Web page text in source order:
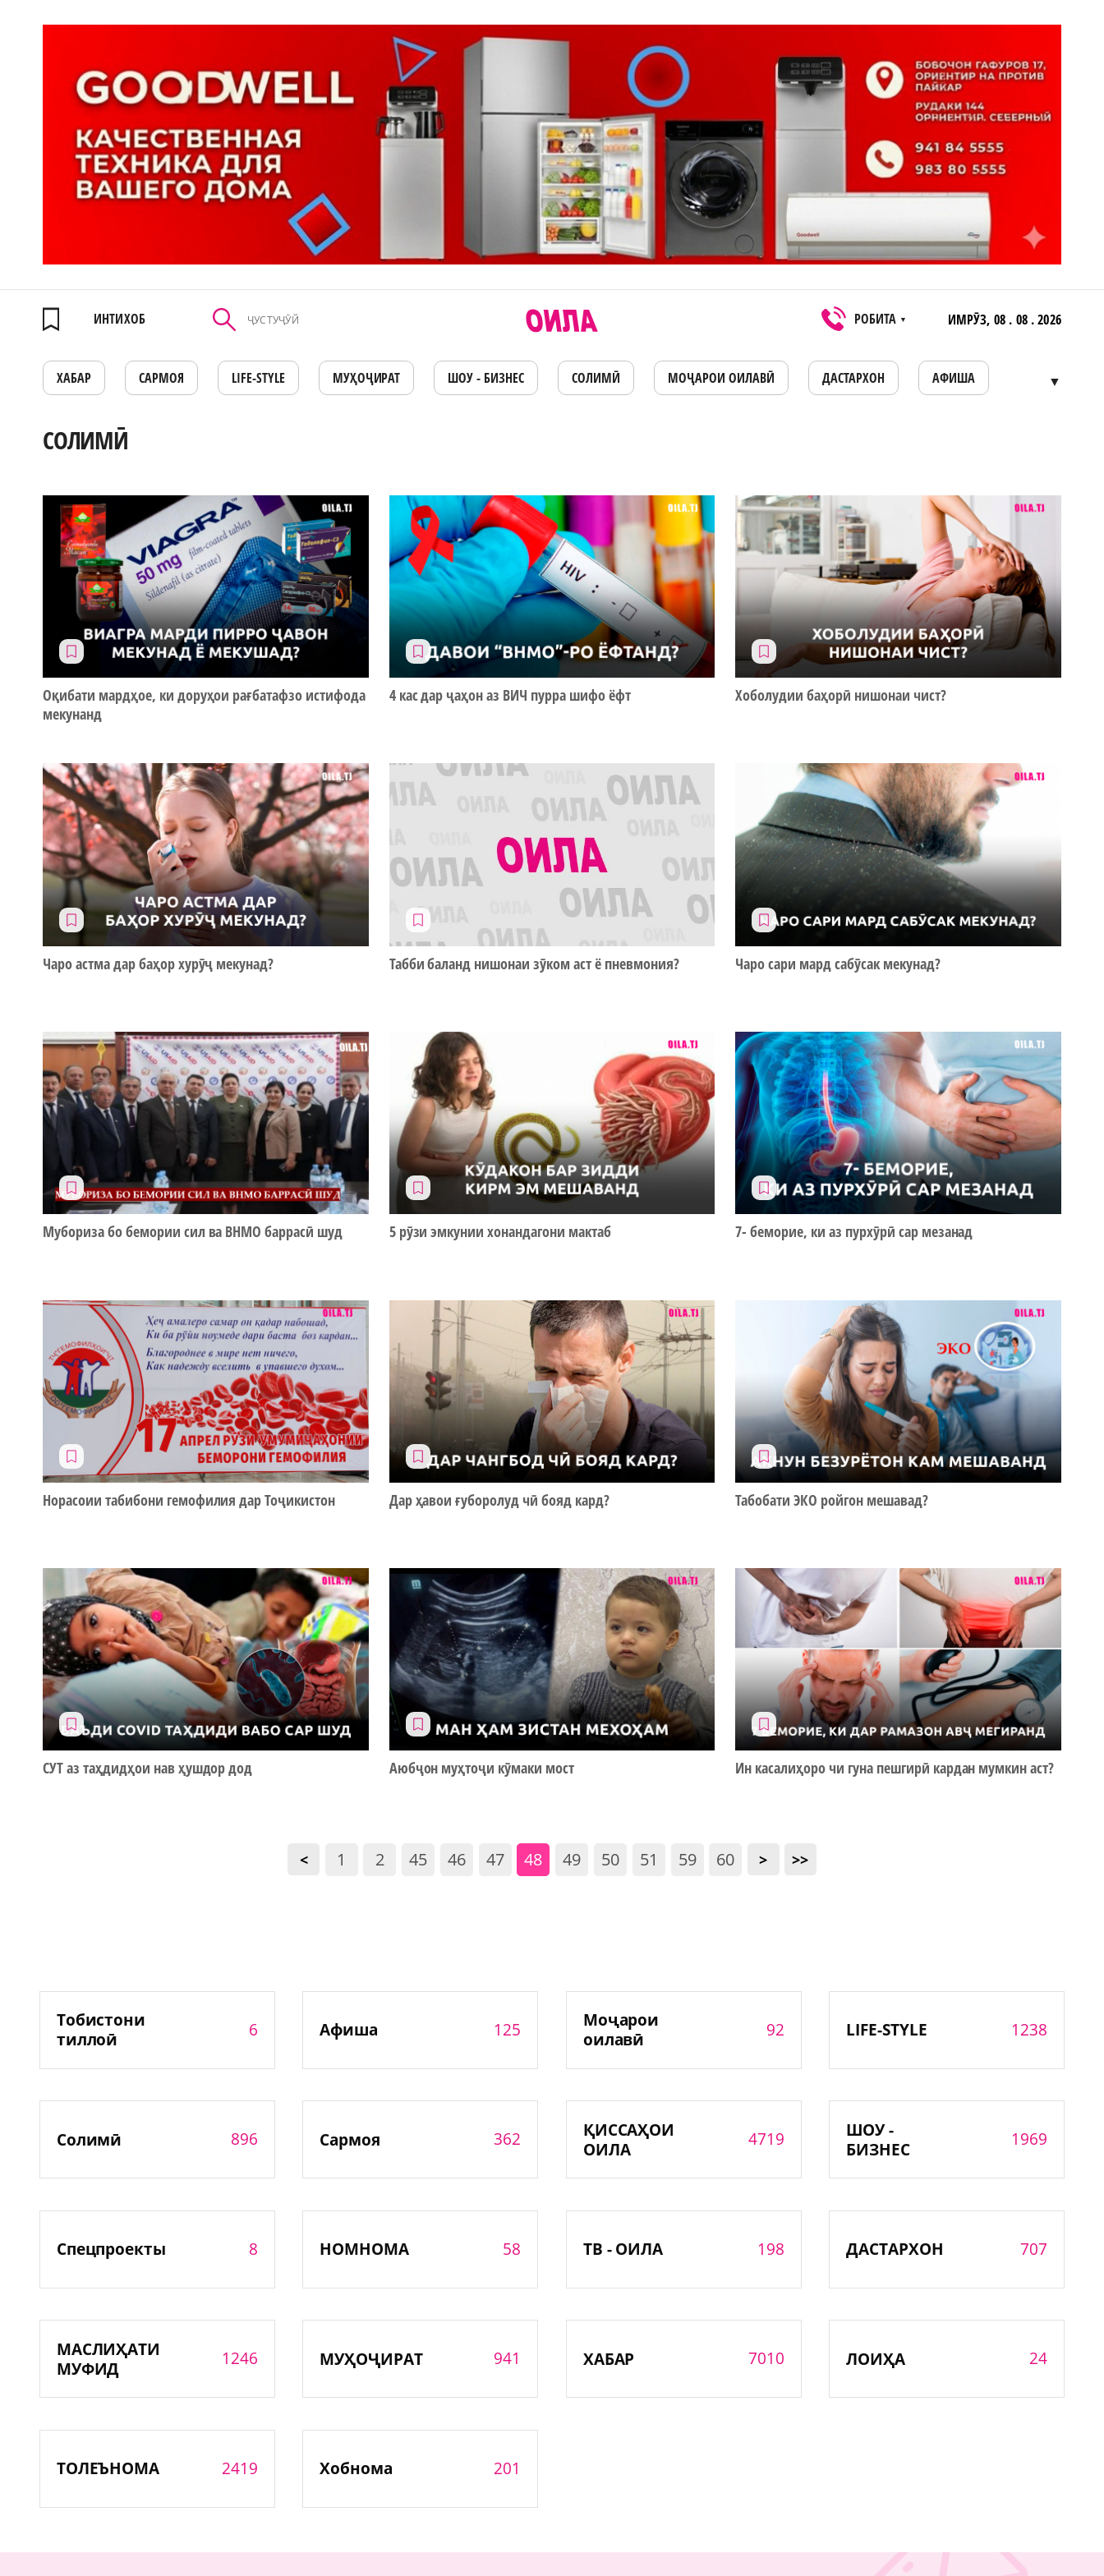
ИНТИХОБ РОБИТА ▼ ИМРӮЗ, 08 . 08 . 2026
ХАБАР САРМОЯ LIFE-STYLE МУҲОҶИРАТ ШОУ - БИЗНЕС СОЛИМӢ МОҶАРОИ ОИЛАВӢ ДАСТАРХОН АФИША ▼
СОЛИМӢ
Оқибати мардҳое, ки доруҳои рағбатафзо истифода
мекунанд
4 кас дар ҷаҳон аз ВИЧ пурра шифо ёфт Хоболудии баҳорӣ нишонаи чист?
Чаро астма дар баҳор хурӯҷ мекунад? Табби баланд нишонаи зӯком аст ё пневмония? Чаро сари мард сабӯсак мекунад?
Мубориза бо бемории сил ва ВНМО баррасӣ шуд 5 рӯзи эмкунии хонандагони мактаб 7- беморие, ки аз пурхӯрӣ сар мезанад
Норасоии табибони гемофилия дар Тоҷикистон Дар ҳавои ғуборолуд чӣ бояд кард? Табобати ЭКО ройгон мешавад?
СУТ аз таҳдидҳои нав ҳушдор дод Аюбҷон муҳтоҷи кӯмаки мост Ин касалиҳоро чи гуна пешгирӣ кардан мумкин аст?
< 1 2 45 46 47 48 49 50 51 59 60 > >>
Тобистони
тиллоӣ
6 Афиша 125
Моҷарои
оилавӣ
92 LIFE-STYLE 1238
Солимӣ 896 Сармоя 362
ҚИССАҲОИ
ОИЛА
4719
ШОУ -
БИЗНЕС
1969
Спецпроекты 8 НОМНОМА 58 ТВ - ОИЛА 198 ДАСТАРХОН 707
МАСЛИҲАТИ
МУФИД
1246 МУҲОҶИРАТ 941 ХАБАР 7010 ЛОИҲА 24
ТОЛЕЪНОМА 2419 Хобнома 201